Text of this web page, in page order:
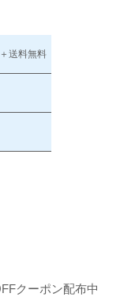
送料無料
クーポン配布中